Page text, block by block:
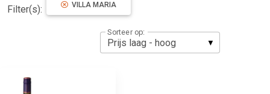
Filter(s): VILLA MARIA
Sorteer op: